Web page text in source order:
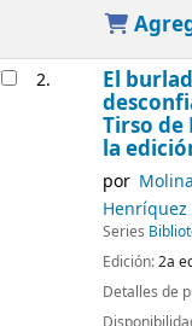
2. El
Tirso
la
por
Henríquez
Series
Edición:2a
Detalles de